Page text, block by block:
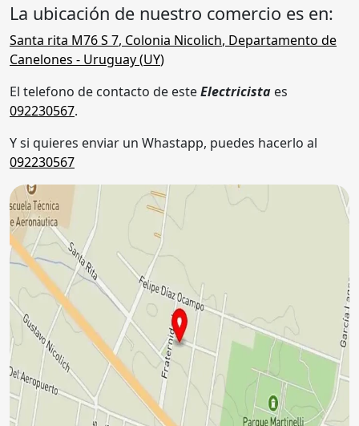
La ubicación de nuestro comercio es en:
Santa rita M76 S 7, Colonia Nicolich, Departamento de
Canelones - Uruguay (UY)
El telefono de contacto de esteElectricista es
092230567.
Y si quieres enviar un Whastapp, puedes hacerlo al
092230567